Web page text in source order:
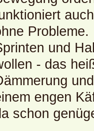
und
- das
engen
schon